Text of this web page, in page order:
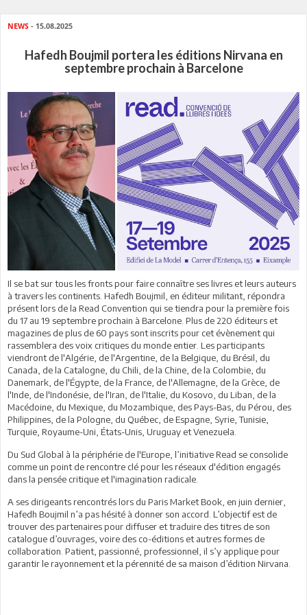
NEWS - 15.08.2025
Hafedh Boujmil portera les éditions Nirvana en
septembre prochain à Barcelone
Il se bat sur tous les fronts pour faire connaître ses livres et leurs auteurs
à travers les continents. Hafedh Boujmil, en éditeur militant, répondra
présent lors de la Read Convention qui se tiendra pour la première fois
du 17 au 19 septembre prochain à Barcelone. Plus de 220 éditeurs et
magazines de plus de 60 pays sont inscrits pour cet évènement qui
rassemblera des voix critiques du monde entier. Les participants
viendront de l'Algérie, de l'Argentine, de la Belgique, du Brésil, du
Canada, de la Catalogne, du Chili, de la Chine, de la Colombie, du
Danemark, de l'Égypte, de la France, de l'Allemagne, de la Grèce, de
l'Inde, de l'Indonésie, de l'Iran, de l'Italie, du Kosovo, du Liban, de la
Macédoine, du Mexique, du Mozambique, des Pays-Bas, du Pérou, des
Philippines, de la Pologne, du Québec, de Espagne, Syrie, Tunisie,
Turquie, Royaume-Uni, États-Unis, Uruguay et Venezuela.
Du Sud Global à la périphérie de l'Europe, l’initiative Read se consolide
comme un point de rencontre clé pour les réseaux d'édition engagés
dans la pensée critique et l'imagination radicale.
A ses dirigeants rencontrés lors du Paris Market Book, en juin dernier,
Hafedh Boujmil n’a pas hésité à donner son accord. L’objectif est de
trouver des partenaires pour diffuser et traduire des titres de son
catalogue d’ouvrages, voire des co-éditions et autres formes de
collaboration. Patient, passionné, professionnel, il s’y applique pour
garantir le rayonnement et la pérennité de sa maison d’édition Nirvana.